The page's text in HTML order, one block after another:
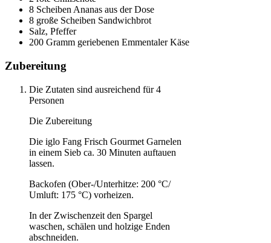
8 Scheiben Ananas aus der Dose
8 große Scheiben Sandwichbrot
Salz, Pfeffer
200 Gramm geriebenen Emmentaler Käse
Zubereitung
Die Zutaten sind ausreichend für 4
Personen
Die Zubereitung
Die iglo Fang Frisch Gourmet Garnelen
in einem Sieb ca. 30 Minuten auftauen
lassen.
Backofen (Ober-/Unterhitze: 200 °C/
Umluft: 175 °C) vorheizen.
In der Zwischenzeit den Spargel
waschen, schälen und holzige Enden
abschneiden.